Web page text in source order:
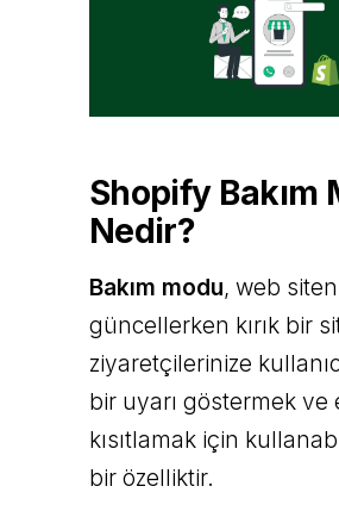
Shopify Bakım
Nedir?
Bakım modu, web
güncellerken kırık bir
ziyaretçilerinize
bir uyarı göstermek ve
kısıtlamak için
bir özelliktir.